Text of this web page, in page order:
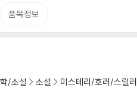
품목정보
/소설 소설
미스테리/호러/스릴러